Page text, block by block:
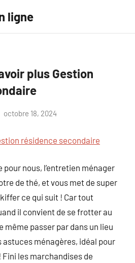
ligne
plus Gestion
octobre 18, 2024
résidence secondaire
pour nous, l’entretien ménager
de thé, et vous met de super
ce qui suit ! Car tout
il convient de se frotter au
même passer par dans un lieu
astuces ménagères, idéal pour
les marchandises de